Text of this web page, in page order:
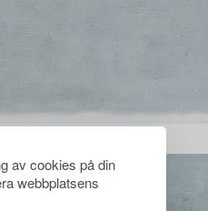
av cookies på din
webbplatsens